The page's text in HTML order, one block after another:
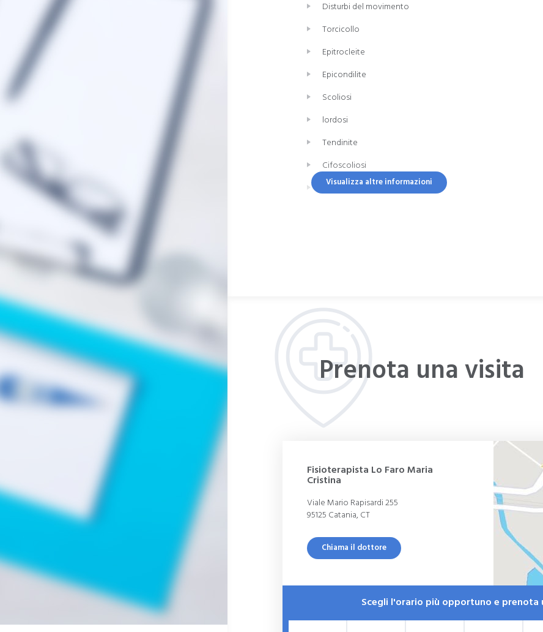
benessere e della funzionalità, attraverso
trattamenti personalizzati, competenza
professionale e attenzione alle esigenze
individuali.
Disturbi del movimento
Torcicollo
Epitrocleite
Epicondilite
Scoliosi
lordosi
Tendinite
Cifoscoliosi
Calcificazione
Ginocchio varo
Gomito del tennista (epicondilite)
Mal di schiena
Spondiloartrite anchilosante
Stenosi spinale
Piede cavo
Piede valgo
Sublussazione
Gonartrosi (artrosi del ginocchio)
Borsite
Visualizza altre informazioni
Prenota una visita
Fisioterapista Lo Faro Maria
Cristina
Viale Mario Rapisardi 255
95125 Catania, CT
Chiama il dottore
Scegli l'orario più opportuno e prenota